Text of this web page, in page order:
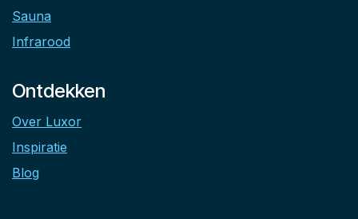
Sauna
Infrarood
Ontdekken
Over Luxor
Inspiratie
Blog